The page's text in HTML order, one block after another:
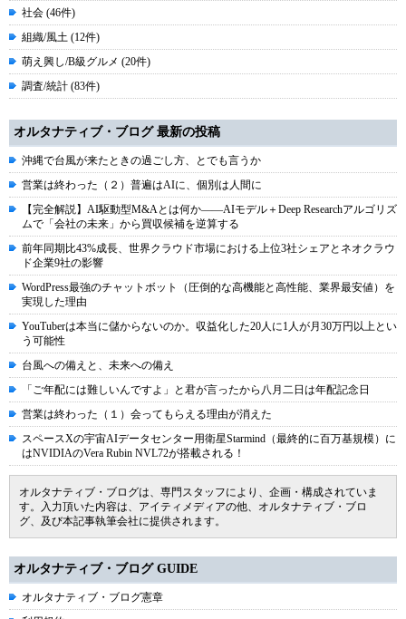
社会 (46件)
組織/風土 (12件)
萌え興し/B級グルメ (20件)
調査/統計 (83件)
オルタナティブ・ブログ 最新の投稿
沖縄で台風が来たときの過ごし方、とでも言うか
営業は終わった（２）普遍はAIに、個別は人間に
【完全解説】AI駆動型M&Aとは何か――AIモデル＋Deep Researchアルゴリズ
ムで「会社の未来」から買収候補を逆算する
前年同期比43%成長、世界クラウド市場における上位3社シェアとネオクラウ
ド企業9社の影響
WordPress最強のチャットボット（圧倒的な高機能と高性能、業界最安値）を
実現した理由
YouTuberは本当に儲からないのか。収益化した20人に1人が月30万円以上とい
う可能性
台風への備えと、未来への備え
「ご年配には難しいんですよ」と君が言ったから八月二日は年配記念日
営業は終わった（１）会ってもらえる理由が消えた
スペースXの宇宙AIデータセンター用衛星Starmind（最終的に百万基規模）に
はNVIDIAのVera Rubin NVL72が搭載される！
オルタナティブ・ブログは、専門スタッフにより、企画・構成されていま
す。入力頂いた内容は、アイティメディアの他、オルタナティブ・ブロ
グ、及び本記事執筆会社に提供されます。
オルタナティブ・ブログ GUIDE
オルタナティブ・ブログ憲章